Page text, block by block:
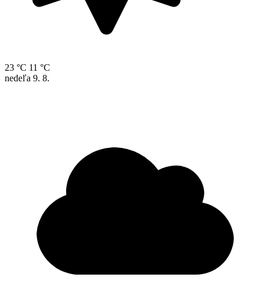
23 °C 11 °C
nedeľa 9. 8.